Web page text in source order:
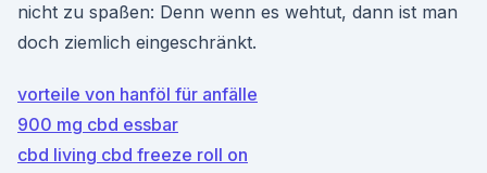
nicht zu spaßen: Denn wenn es wehtut, dann ist man
doch ziemlich eingeschränkt.
vorteile von hanföl für anfälle
900 mg cbd essbar
cbd living cbd freeze roll on